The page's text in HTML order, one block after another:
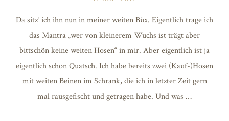
Da sitz‘ ich ihn nun in meiner weiten Büx. Eigentlich trage ich
das Mantra „wer von kleinerem Wuchs ist trägt aber
bittschön keine weiten Hosen“ in mir. Aber eigentlich ist ja
eigentlich schon Quatsch. Ich habe bereits zwei (Kauf-)Hosen
mit weiten Beinen im Schrank, die ich in letzter Zeit gern
mal rausgefischt und getragen habe. Und was …